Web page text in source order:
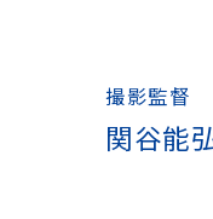
撮影監督
関谷能